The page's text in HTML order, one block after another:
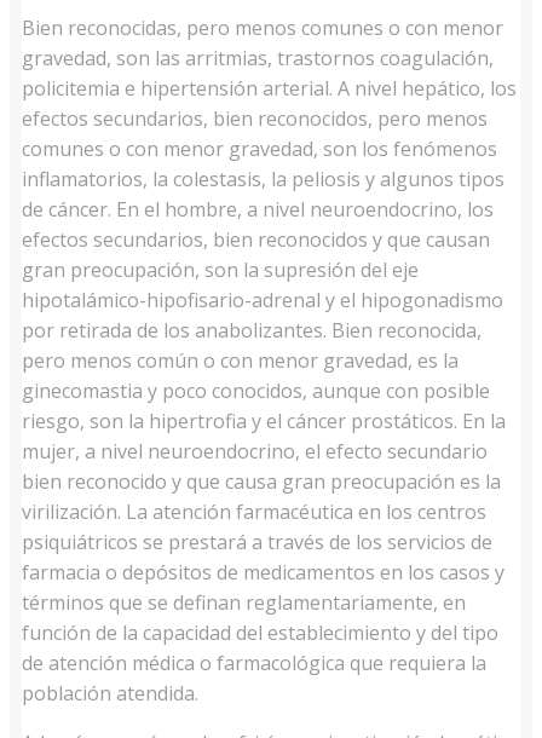
Bien reconocidas, pero menos comunes o con menor
gravedad, son las arritmias, trastornos coagulación,
policitemia e hipertensión arterial. A nivel hepático, los
efectos secundarios, bien reconocidos, pero menos
comunes o con menor gravedad, son los fenómenos
inflamatorios, la colestasis, la peliosis y algunos tipos
de cáncer. En el hombre, a nivel neuroendocrino, los
efectos secundarios, bien reconocidos y que causan
gran preocupación, son la supresión del eje
hipotalámico-hipofisario-adrenal y el hipogonadismo
por retirada de los anabolizantes. Bien reconocida,
pero menos común o con menor gravedad, es la
ginecomastia y poco conocidos, aunque con posible
riesgo, son la hipertrofia y el cáncer prostáticos. En la
mujer, a nivel neuroendocrino, el efecto secundario
bien reconocido y que causa gran preocupación es la
virilización. La atención farmacéutica en los centros
psiquiátricos se prestará a través de los servicios de
farmacia o depósitos de medicamentos en los casos y
términos que se definan reglamentariamente, en
función de la capacidad del establecimiento y del tipo
de atención médica o farmacológica que requiera la
población atendida.